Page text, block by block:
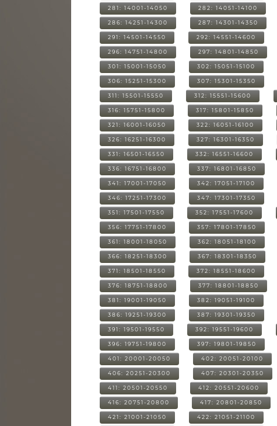
281: 14001-14050 282: 14051-14100
286: 14251-14300 287: 14301-14350
291: 14501-14550 292: 14551-14600
296: 14751-14800 297: 14801-14850
301: 15001-15050 302: 15051-15100
306: 15251-15300 307: 15301-15350
311: 15501-15550 312: 15551-15600
316: 15751-15800 317: 15801-15850
321: 16001-16050 322: 16051-16100
326: 16251-16300 327: 16301-16350
331: 16501-16550 332: 16551-16600
336: 16751-16800 337: 16801-16850
341: 17001-17050 342: 17051-17100
346: 17251-17300 347: 17301-17350
351: 17501-17550 352: 17551-17600
356: 17751-17800 357: 17801-17850
361: 18001-18050 362: 18051-18100
366: 18251-18300 367: 18301-18350
371: 18501-18550 372: 18551-18600
376: 18751-18800 377: 18801-18850
381: 19001-19050 382: 19051-19100
386: 19251-19300 387: 19301-19350
391: 19501-19550 392: 19551-19600
396: 19751-19800 397: 19801-19850
401: 20001-20050 402: 20051-20100
406: 20251-20300 407: 20301-20350
411: 20501-20550 412: 20551-20600
416: 20751-20800 417: 20801-20850
421: 21001-21050 422: 21051-21100